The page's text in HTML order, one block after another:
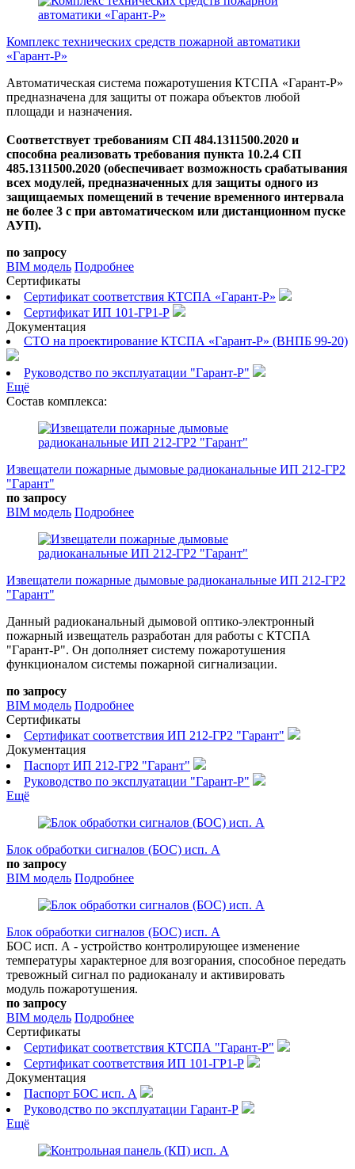
Комплекс технических средств пожарной автоматики
«Гарант-Р»
Автоматическая система пожаротушения КТСПА «Гарант-Р»
предназначена для защиты от пожара объектов любой
площади и назначения.
Соответствует требованиям СП 484.1311500.2020 и
способна реализовать требования пункта 10.2.4 СП
485.1311500.2020 (обеспечивает возможность срабатывания
всех модулей, предназначенных для защиты одного из
защищаемых помещений в течение временного интервала
не более 3 с при автоматическом или дистанционном пуске
АУП).
по запросу
BIM модель Подробнее
Сертификаты
Сертификат соответствия КТСПА «Гарант-Р»
Сертификат ИП 101-ГР1-Р
Документация
СТО на проектирование КТСПА «Гарант-Р» (ВНПБ 99-20)
Руководство по эксплуатации "Гарант-Р"
Ещё
Состав комплекса:
Извещатели пожарные дымовые радиоканальные ИП 212-ГР2
"Гарант"
по запросу
BIM модель Подробнее
Извещатели пожарные дымовые радиоканальные ИП 212-ГР2
"Гарант"
Данный радиоканальный дымовой оптико-электронный
пожарный извещатель разработан для работы с КТСПА
"Гарант-Р". Он дополняет систему пожаротушения
функционалом системы пожарной сигнализации.
по запросу
BIM модель Подробнее
Сертификаты
Сертификат соответствия ИП 212-ГР2 "Гарант"
Документация
Паспорт ИП 212-ГР2 "Гарант"
Руководство по эксплуатации "Гарант-Р"
Ещё
Блок обработки сигналов (БОС) исп. А
по запросу
BIM модель Подробнее
Блок обработки сигналов (БОС) исп. А
БОС исп. А - устройство контролирующее изменение
температуры характерное для возгорания, способное передать
тревожный сигнал по радиоканалу и активировать
модуль пожаротушения.
по запросу
BIM модель Подробнее
Сертификаты
Сертификат соответствия КТСПА "Гарант-Р"
Сертификат соответствия ИП 101-ГР1-Р
Документация
Паспорт БОС исп. А
Руководство по эксплуатации Гарант-Р
Ещё